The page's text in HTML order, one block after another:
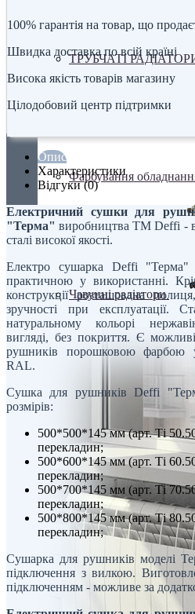
ТРУБЧАТІ
Фарбування
Чавунні радіатори
100% гарантія на товар, що
Швидка доставка по всій країні
Висока якість товарів магазину
Цілодобовий центр підтримки
Опис
Характеристики
Відгуки (0)
Електричний сушки для
"Терма" виробництва ТМ Deffi -
сталі високої якості.
Електро сушарка Deffi
практичною у використанні.
конструкції розташована
зручності при експлуатації.
натуральному кольорі
вигляді, без покриття. Є
рушників порошковою фарбою
RAL.
Сушка для рушників Deffi
розмірів:
500*500*145 мм (арт. Ті
перекладин;
500*600*145 мм (арт. Ті
перекладин;
500*700*145 мм (арт. Ті
перекладин;
500*800*145 мм (арт. Ті
перекладин;
Сушарка для рушників моделі
підключення з вилкою.
підключенням - можливе за